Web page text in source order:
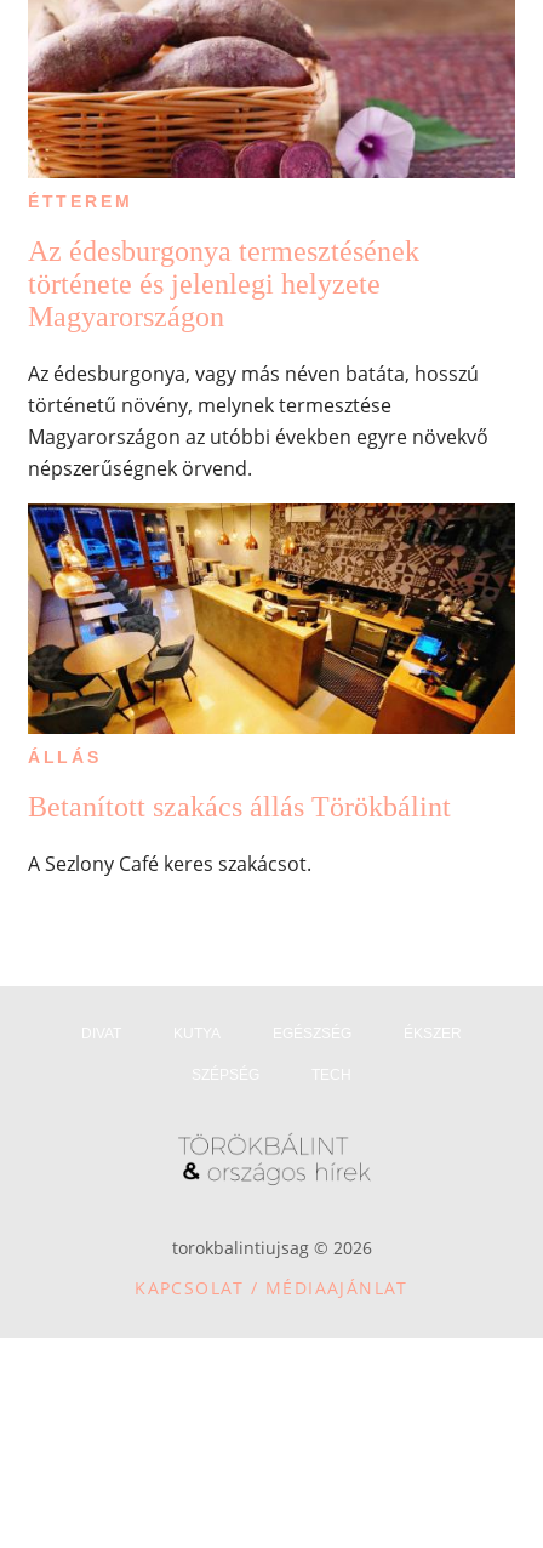
ÉTTEREM
Az édesburgonya termesztésének
története és jelenlegi helyzete
Magyarországon
Az édesburgonya, vagy más néven batáta, hosszú
történetű növény, melynek termesztése
Magyarországon az utóbbi években egyre növekvő
népszerűségnek örvend.
ÁLLÁS
Betanított szakács állás Törökbálint
A Sezlony Café keres szakácsot.
torokbalintiujsag © 2026
KAPCSOLAT / MÉDIAAJÁNLAT